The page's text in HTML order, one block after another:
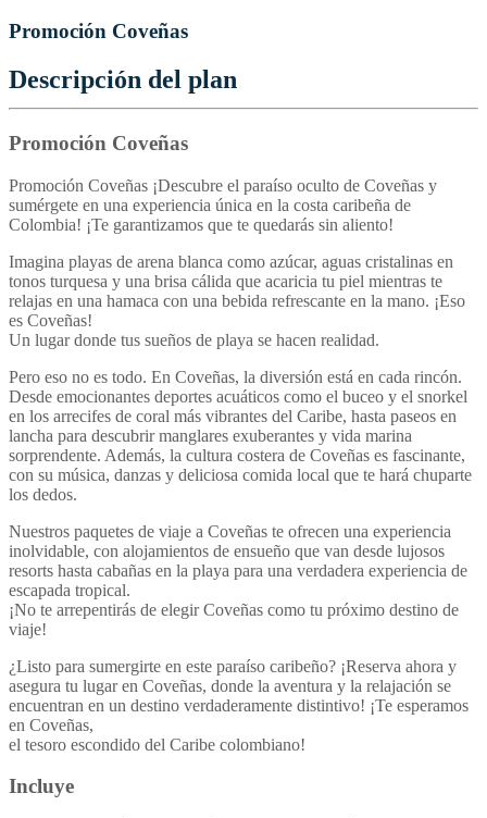
Promoción Coveñas
Descripción del plan
Promoción Coveñas
Promoción Coveñas ¡Descubre el paraíso oculto de Coveñas y
sumérgete en una experiencia única en la costa caribeña de
Colombia! ¡Te garantizamos que te quedarás sin aliento!
Imagina playas de arena blanca como azúcar, aguas cristalinas en
tonos turquesa y una brisa cálida que acaricia tu piel mientras te
relajas en una hamaca con una bebida refrescante en la mano. ¡Eso
es Coveñas!
Un lugar donde tus sueños de playa se hacen realidad.
Pero eso no es todo. En Coveñas, la diversión está en cada rincón.
Desde emocionantes deportes acuáticos como el buceo y el snorkel
en los arrecifes de coral más vibrantes del Caribe, hasta paseos en
lancha para descubrir manglares exuberantes y vida marina
sorprendente. Además, la cultura costera de Coveñas es fascinante,
con su música, danzas y deliciosa comida local que te hará chuparte
los dedos.
Nuestros paquetes de viaje a Coveñas te ofrecen una experiencia
inolvidable, con alojamientos de ensueño que van desde lujosos
resorts hasta cabañas en la playa para una verdadera experiencia de
escapada tropical.
¡No te arrepentirás de elegir Coveñas como tu próximo destino de
viaje!
¿Listo para sumergirte en este paraíso caribeño? ¡Reserva ahora y
asegura tu lugar en Coveñas, donde la aventura y la relajación se
encuentran en un destino verdaderamente distintivo! ¡Te esperamos
en Coveñas,
el tesoro escondido del Caribe colombiano!
Incluye